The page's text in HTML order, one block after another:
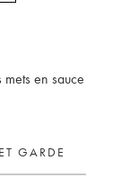
en sauce
GARDE